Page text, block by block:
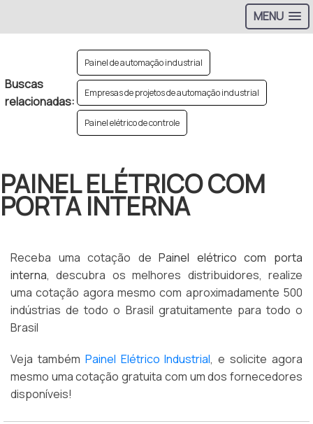
MENU
Buscas
relacionadas:
Painel de automação industrial
Empresas de projetos de automação industrial
Painel elétrico de controle
PAINEL ELÉTRICO COM
PORTA INTERNA
Receba uma cotação dePainel elétrico com porta
interna, descubra os melhores distribuidores, realize
uma cotação agora mesmo com aproximadamente 500
indústrias de todo o Brasil gratuitamente para todo o
Brasil
Veja também Painel Elétrico Industrial, e solicite agora
mesmo uma cotação gratuita com um dos fornecedores
disponíveis!